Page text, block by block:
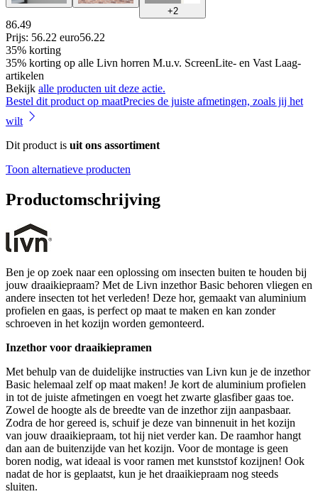
+2
86.49
Prijs: 56.22 euro56.22
35% korting
35% korting op alle Livn horren M.u.v. ScreenLite- en Vast Laag-
artikelen
Bekijk alle producten uit deze actie.
Bestel dit product op maatPrecies de juiste afmetingen, zoals jij het
wilt
Dit product is uit ons assortiment
Toon alternatieve producten
Productomschrijving
Ben je op zoek naar een oplossing om insecten buiten te houden bij
jouw draaikiepraam? Met de Livn inzethor Basic behoren vliegen en
andere insecten tot het verleden! Deze hor, gemaakt van aluminium
profielen en gaas, is perfect op maat te maken en kan zonder
schroeven in het kozijn worden gemonteerd.
Inzethor voor draaikiepramen
Met behulp van de duidelijke instructies van Livn kun je de inzethor
Basic helemaal zelf op maat maken! Je kort de aluminium profielen
in tot de juiste afmetingen en voegt het zwarte glasfiber gaas toe.
Zowel de hoogte als de breedte van de inzethor zijn aanpasbaar.
Zodra de hor gereed is, schuif je deze van binnenuit in het kozijn
van jouw draaikiepraam, tot hij niet verder kan. De raamhor hangt
dan aan de buitenzijde van het kozijn. Voor de montage is geen
boren nodig, wat ideaal is voor ramen met kunststof kozijnen! Ook
nadat de hor is geplaatst, kun je het draaikiepraam nog steeds
sluiten.